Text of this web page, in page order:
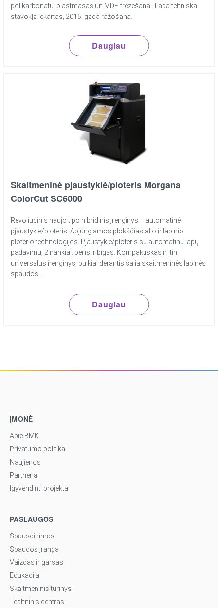
polikarbonātu, plastmasas un MDF frēzēšanai. Laba tehniskā
stāvokļa iekārtas, 2015. gada ražošana.
Daugiau
Skaitmeninė pjaustyklė/ploteris Morgana
ColorCut SC6000
Revoliucinis naujo tipo hibridinis įrenginys – automatinė
pjaustyklė/ploteris. Apjungiamos plokščiastalio ir lapinio
ploterio technologijos. Pjaustyklė/ploteris su automatinu lapų
padavimu, 2 įrankiai: peilis ir bigas. Kompaktiškas ir itin
universalus įrenginys, puikiai derantis šalia skaitmeninės lapinės
spaudos.
Daugiau
ĮMONĖ
Apie BMK
Privatumo politika
Naujienos
Partneriai
Įgyvendinti projektai
PASLAUGOS
Spausdinimas
Spaudos įranga
Vaizdas ir garsas
Edukacija
Skaitmeninis turinys
Techninis centras